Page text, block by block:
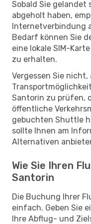
Sobald Sie gelandet
abgeholt haben,
Internetverbindung
Bedarf können Sie
eine lokale SIM-
zu erhalten.
Vergessen Sie nicht,
Santorin zu prüfen,
öffentliche
gebuchten Shuttle
sollte Ihnen am
Alternativen
Wie Sie Ihren
Santorin
Die Buchung Ihrer
einfach. Geben Sie
Ihre Abflug- und